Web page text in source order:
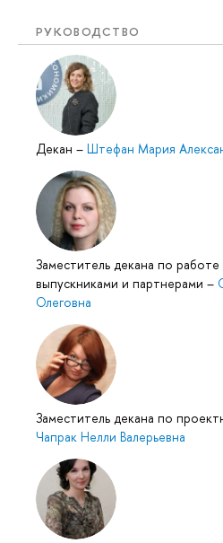
РУКОВОДСТВО
Декан – Штефан Мария
Заместитель декана по
выпускниками и партнерами –
Олеговна
Заместитель декана по
Чапрак Нелли Валерьевна